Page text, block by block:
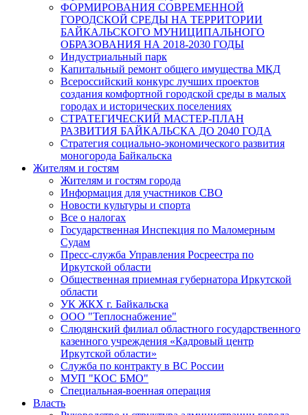
ФОРМИРОВАНИЯ СОВРЕМЕННОЙ
ГОРОДСКОЙ СРЕДЫ НА ТЕРРИТОРИИ
БАЙКАЛЬСКОГО МУНИЦИПАЛЬНОГО
ОБРАЗОВАНИЯ НА 2018-2030 ГОДЫ
Индустриальный парк
Капитальный ремонт общего имущества МКД
Всероссийский конкурс лучших проектов
создания комфортной городской среды в малых
городах и исторических поселениях
СТРАТЕГИЧЕСКИЙ МАСТЕР-ПЛАН
РАЗВИТИЯ БАЙКАЛЬСКА ДО 2040 ГОДА
Стратегия социально-экономического развития
моногорода Байкальска
Жителям и гостям
Жителям и гостям города
Информация для участников СВО
Новости культуры и спорта
Все о налогах
Государственная Инспекция по Маломерным
Судам
Пресс-служба Управления Росреестра по
Иркутской области
Общественная приемная губернатора Иркутской
области
УК ЖКХ г. Байкальска
ООО "Теплоснабжение"
Слюдянский филиал областного государственного
казенного учреждения «Кадровый центр
Иркутской области»
Служба по контракту в ВС России
МУП "КОС БМО"
Специальная-военная операция
Власть